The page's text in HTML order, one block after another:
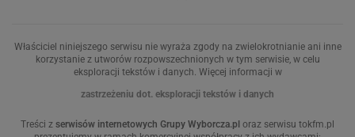
Właściciel niniejszego serwisu nie wyraża zgody na zwielokrotnianie ani inne
korzystanie z utworów rozpowszechnionych w tym serwisie, w celu
eksploracji tekstów i danych. Więcej informacji w
zastrzeżeniu dot. eksploracji tekstów i danych
Treści z serwisów internetowych Grupy Wyborcza.pl oraz serwisu tokfm.pl